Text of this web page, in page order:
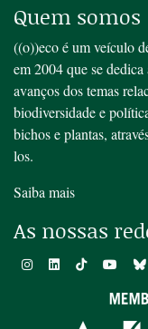
Quem somos
((o))eco é um veículo
em 2004 que se
avanços dos temas
biodiversidade e
bichos e plantas,
los.
Saiba mais
As nossas